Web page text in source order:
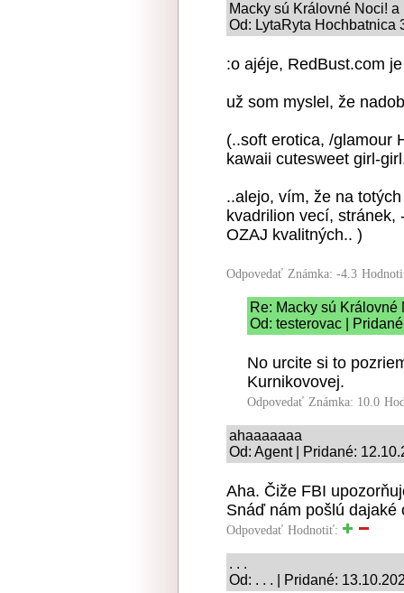
Macky sú Královné Noci!
Od: LytaRyta Hochbatnica
:o ajéje, RedBust.com
už som myslel, že
(..soft erotica, /glamour
kawaii cutesweet girl-
..alejo, vím, že na
kvadrilion vecí, stránek,
OZAJ kvalitných.. )
Odpovedať Známka: -4.3
Re: Macky sú
Od: testerovac |
No urcite si to
Kurnikovovej.
Odpovedať Známka: 10.0
ahaaaaaaa
Od: Agent | Pridané:
Aha. Čiže FBI
Snáď nám pošlú dajaké
Odpovedať Hodnotiť:
. . .
Od: . . . | Pridané: